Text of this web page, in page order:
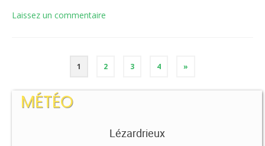
Laissez un commentaire
1 2 3 4 »
MÉTÉO
Lézardrieux